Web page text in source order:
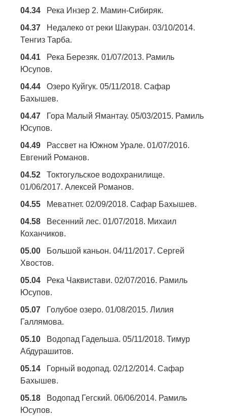
04.34 Река Инзер 2. Мамин-Сибиряк.
04.37 Недалеко от реки Шакуран. 03/10/2014.
Тенгиз Тарба.
04.41 Река Березяк. 01/07/2013. Рамиль
Юсупов.
04.44 Озеро Куйгук. 05/11/2018. Сафар
Бахышев.
04.47 Гора Малый Ямантау. 05/03/2015. Рамиль
Юсупов.
04.49 Рассвет на Южном Урале. 01/07/2016.
Евгений Романов.
04.52 Токтогульское водохранилище.
01/06/2017. Алексей Романов.
04.55 Меватнет. 02/09/2018. Сафар Бахышев.
04.58 Весенний лес. 01/07/2018. Михаил
Коханчиков.
05.00 Большой каньон. 04/11/2017. Сергей
Хвостов.
05.04 Река Чаквистави. 02/07/2016. Рамиль
Юсупов.
05.07 Голубое озеро. 01/08/2015. Лилия
Галлямова.
05.10 Водопад Гадельша. 05/11/2018. Тимур
Абдурашитов.
05.14 Горный водопад. 02/12/2014. Сафар
Бахышев.
05.18 Водопад Гегский. 06/06/2014. Рамиль
Юсупов.